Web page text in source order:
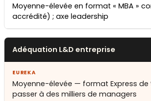
Moyenne-élevée en format « MBA »
accrédité) ; axe leadership
Adéquation L&D entreprise
Moyenne-élevée — format Express de
passer à des milliers de managers